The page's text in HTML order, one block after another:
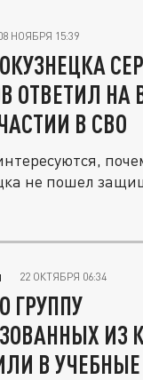
НОЯБРЯ 15:39
ОТВЕТИЛ НА
В СВО
не пошел
22 ОКТЯБРЯ 06:34
ГРУППУ
ИЗ
В